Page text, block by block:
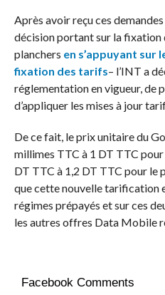
Après avoir reçu ces
décision portant sur la
planchers en s’appuyant sur
fixation des tarifs– l’INT a
réglementation en vigueur, de
d’appliquer les mises à jour
De ce fait, le prix unitaire du
millimes TTC à 1 DT TTC pour
DT TTC à 1,2 DT TTC pour le
que cette nouvelle tarification
régimes prépayés et sur ces
les autres offres Data Mobile
Facebook Comments